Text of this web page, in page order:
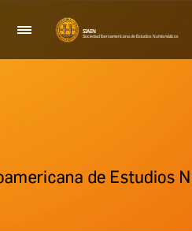
Nabigazioa
Erakutsi/Ezkutatu